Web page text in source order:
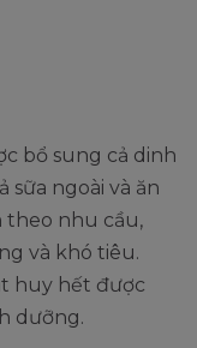
bổ sung cả dinh
sữa ngoài và ăn
theo nhu cầu,
và khó tiêu.
huy hết được
dưỡng.